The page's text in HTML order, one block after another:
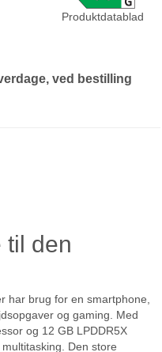
Produktdatablad
ved bestilling
til den
har brug for en smartphone,
og gaming. Med
og 12 GB LPDDR5X
Den store